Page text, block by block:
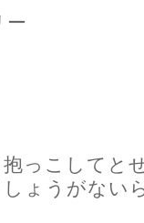
っこしてと
ょうがない